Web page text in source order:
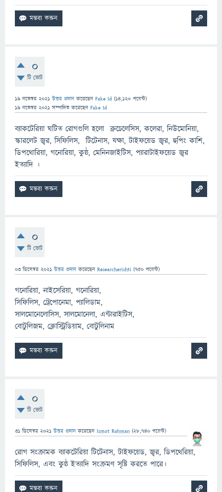
0
টি ভোট
19 নভেম্বর 2021 উত্তর প্রদান করেছেন Fake Id (14,120 পয়েন্ট)
19 নভেম্বর 2021 সম্পাদিত করেছেন Fake Id
ব্যাকটেরিয়া ঘটিত রোগগুলি হলো ব্রুচেলেসিস, কলেরা, নিউমোনিয়া,
স্কারলেট জ্বর, সিফিলিস, টিটেনাস, যক্ষা, টাইফয়েড জ্বর, হুপিং কাশি,
ডিপথোরিয়া, গনোরিয়া, কুষ্ঠ, মেনিনজাইটিস, প্যারাটাইফয়েড জ্বর
ইত্যাদি ।
0
টি ভোট
03 ডিসেম্বর 2021 উত্তর প্রদান করেছেন Researcherishti (750 পয়েন্ট)
গনোরিয়া, নাইসেরিয়া, গনোরিয়া,
সিফিলিস, ট্রেপোনেমা, প্যালিডাম,
সালমোনেলোসিস, সালমোনেলা, এন্টারাইটিস,
বোটুলিজম, ক্লোস্ট্রিডিয়াম, বোটুলিনাম
0
টি ভোট
31 ডিসেম্বর 2021 উত্তর প্রদান করেছেন Ismot Rahman (28,740 পয়েন্ট)
রোগ সংক্রামক ব্যাকটেরিয়া টিটেনাস, টাইফয়েড, জ্বর, ডিপথেরিয়া,
সিফিলিস, এবং কুষ্ঠ ইত্যাদি সংক্রমণ সৃষ্টি করতে পারে।